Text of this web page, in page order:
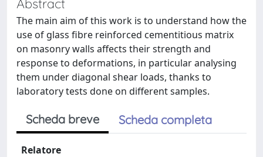
Abstract
The main aim of this work is to understand how the
use of glass fibre reinforced cementitious matrix
on masonry walls affects their strength and
response to deformations, in particular analysing
them under diagonal shear loads, thanks to
laboratory tests done on different samples.
Scheda breve Scheda completa
Relatore